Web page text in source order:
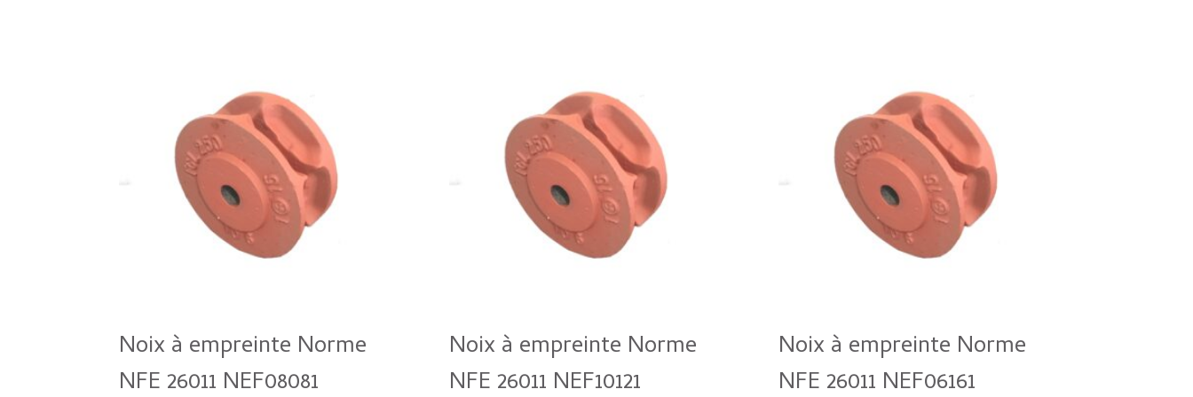
Noix à empreinte Norme
NFE 26011 NEF08081
Noix à empreinte Norme
NFE 26011 NEF10121
Noix à empreinte Norme
NFE 26011 NEF06161